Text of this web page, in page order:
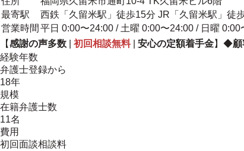
最寄駅
西鉄「久留米駅」徒歩15分 JR「久留米駅」徒
営業時間 平日 0:00〜24:00 / 土曜 0:00〜24:00 / 日曜
【感謝の声多数 初回相談無料| 安心の定額着手金】◆
経験年数
弁護士登録から
18年
規模
在籍弁護士数
11名
費用
初回面談相談料